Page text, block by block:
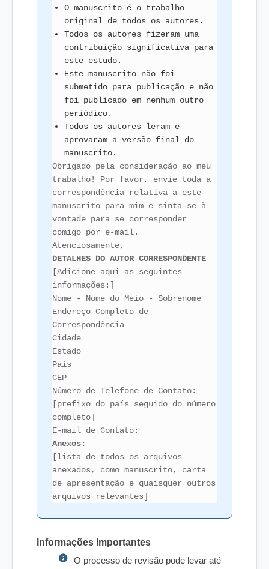
O manuscrito é o trabalho
original de todos os autores.
Todos os autores fizeram uma
contribuição significativa para
este estudo.
Este manuscrito não foi
submetido para publicação e não
foi publicado em nenhum outro
periódico.
Todos os autores leram e
aprovaram a versão final do
manuscrito.
Obrigado pela consideração ao meu
trabalho! Por favor, envie toda a
correspondência relativa a este
manuscrito para mim e sinta-se à
vontade para se corresponder
comigo por e-mail.
Atenciosamente,
DETALHES DO AUTOR CORRESPONDENTE
[Adicione aqui as seguintes
informações:]
Nome - Nome do Meio - Sobrenome
Endereço Completo de
Correspondência
Cidade
Estado
País
CEP
Número de Telefone de Contato:
[prefixo do país seguido do número
completo]
E-mail de Contato:
Anexos:
[lista de todos os arquivos
anexados, como manuscrito, carta
de apresentação e quaisquer outros
arquivos relevantes]
Informações Importantes
O processo de revisão pode levar até